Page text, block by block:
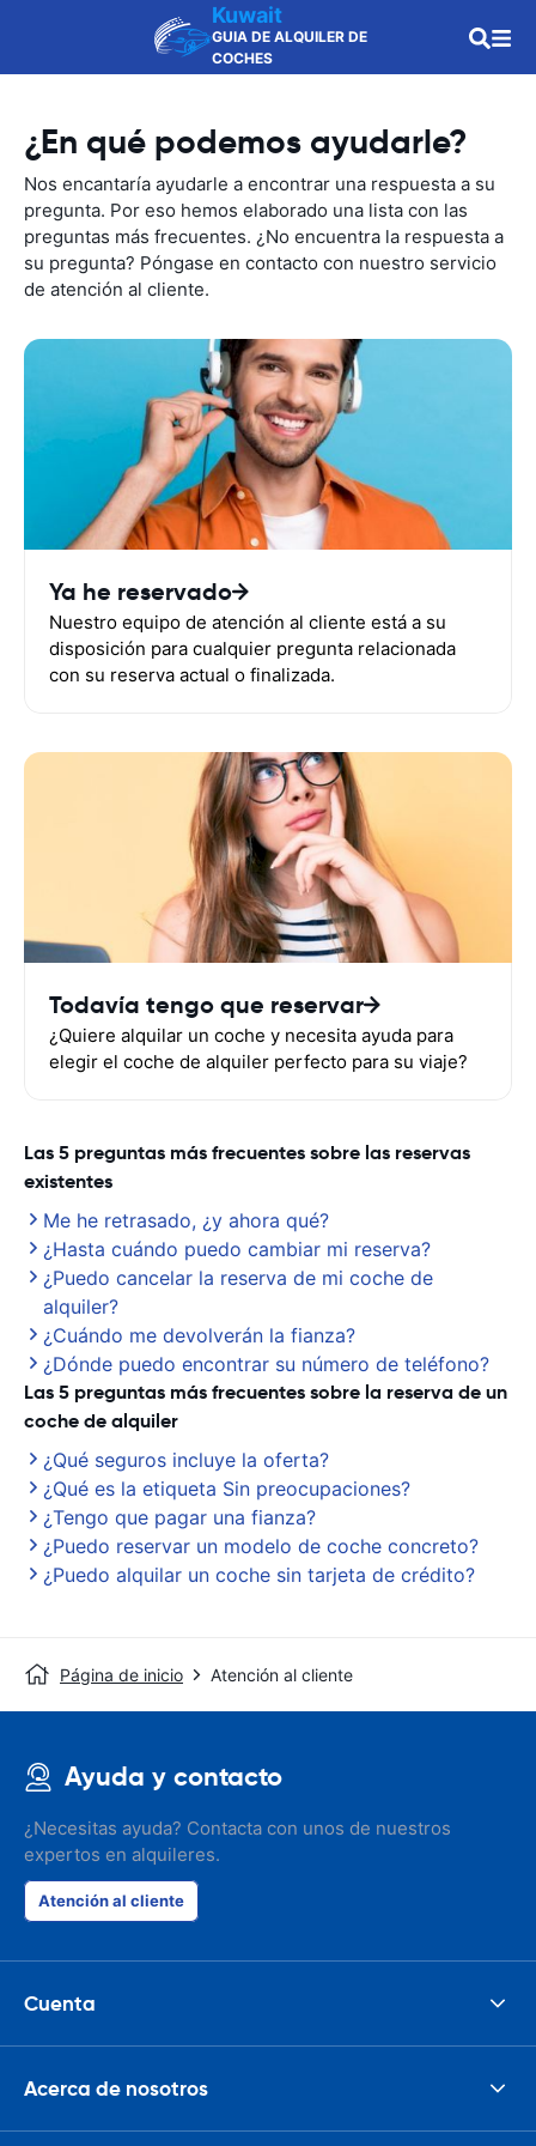
Kuwait
GUIA DE ALQUILER DE
COCHES
¿En qué podemos ayudarle?
Nos encantaría ayudarle a encontrar una respuesta a su
pregunta. Por eso hemos elaborado una lista con las
preguntas más frecuentes. ¿No encuentra la respuesta a
su pregunta? Póngase en contacto con nuestro servicio
de atención al cliente.
Ya he reservado
Nuestro equipo de atención al cliente está a su
disposición para cualquier pregunta relacionada
con su reserva actual o finalizada.
Todavía tengo que reservar
¿Quiere alquilar un coche y necesita ayuda para
elegir el coche de alquiler perfecto para su viaje?
Las 5 preguntas más frecuentes sobre las reservas
existentes
Me he retrasado, ¿y ahora qué?
¿Hasta cuándo puedo cambiar mi reserva?
¿Puedo cancelar la reserva de mi coche de
alquiler?
¿Cuándo me devolverán la fianza?
¿Dónde puedo encontrar su número de teléfono?
Las 5 preguntas más frecuentes sobre la reserva de un
coche de alquiler
¿Qué seguros incluye la oferta?
¿Qué es la etiqueta Sin preocupaciones?
¿Tengo que pagar una fianza?
¿Puedo reservar un modelo de coche concreto?
¿Puedo alquilar un coche sin tarjeta de crédito?
Página de inicio Atención al cliente
Ayuda y contacto
¿Necesitas ayuda? Contacta con unos de nuestros
expertos en alquileres.
Atención al cliente
Cuenta
Acerca de nosotros